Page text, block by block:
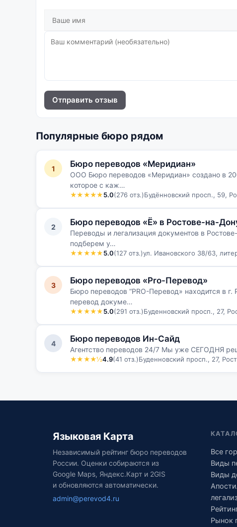
Отправить отзыв
Популярные бюро рядом
1 Бюро переводов «Меридиан»
ООО Бюро переводов «Меридиан» создано в
которое с каж…
★★★★★5.0(276 отз.)Будённовский просп., 59,
2 Бюро переводов «Ё» в Ростове-на-
Переводы и легализация документов в
подберем у…
★★★★★5.0(127 отз.)ул. Ивановского 38/63,
3 Бюро переводов «Pro-Перевод»
Бюро переводов “PRO-Перевод» находится в
перевод докуме…
★★★★★5.0(291 отз.)Буденновский просп., 27,
4 Бюро переводов Ин-Сайд
Агентство переводов 24/7 Мы уже СЕГОДНЯ
★★★★½4.9(41 отз.)Буденновский просп., 27,
Языковая Карта
Независимый рейтинг бюро переводов
России. Оценки собираются из
Google Maps, Яндекс.Карт и 2GIS
и обновляются автоматически.
admin@perevod4.ru
Все
Виды
Виды
Рынок